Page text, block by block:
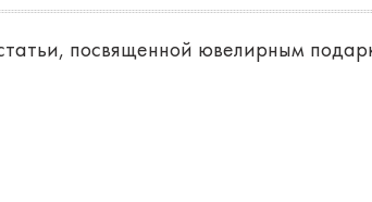
посвященной ювелирным